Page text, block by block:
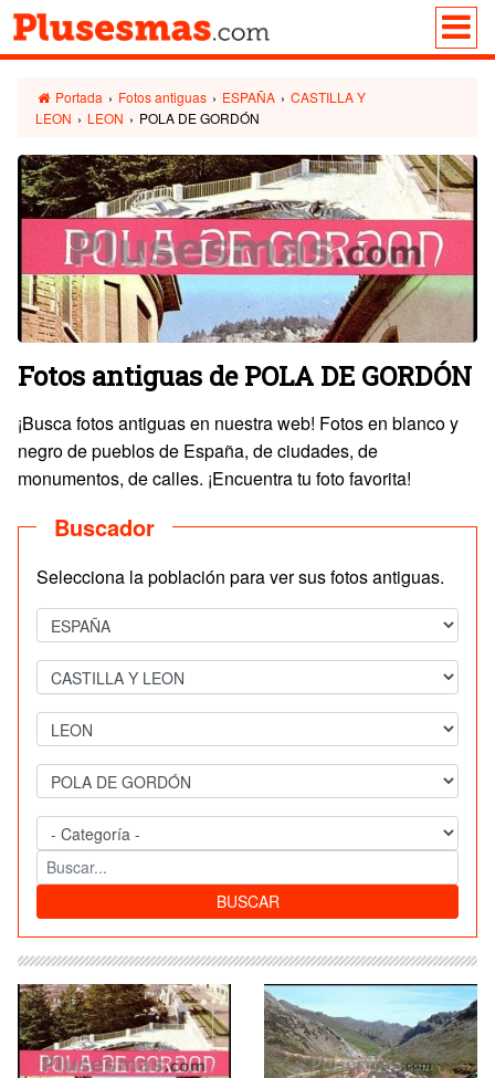
Portada › Fotos antiguas › ESPAÑA › CASTILLA Y
LEON › LEON › POLA DE GORDÓN
Fotos antiguas de POLA DE GORDÓN
¡Busca fotos antiguas en nuestra web! Fotos en blanco y
negro de pueblos de España, de ciudades, de
monumentos, de calles. ¡Encuentra tu foto favorita!
Buscador
Selecciona la población para ver sus fotos antiguas.
BUSCAR